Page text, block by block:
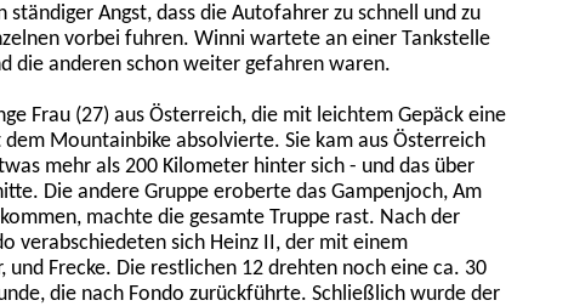
ständiger Angst, dass die Autofahrer zu schnell und zu
vorbei fuhren. Winni wartete an einer Tankstelle
die anderen schon weiter gefahren waren.
Frau (27) aus Österreich, die mit leichtem Gepäck eine
Mountainbike absolvierte. Sie kam aus Österreich
mehr als 200 Kilometer hinter sich - und das über
Die andere Gruppe eroberte das Gampenjoch, Am
machte die gesamte Truppe rast. Nach der
verabschiedeten sich Heinz II, der mit einem
und Frecke. Die restlichen 12 drehten noch eine ca. 30
die nach Fondo zurückführte. Schließlich wurde der